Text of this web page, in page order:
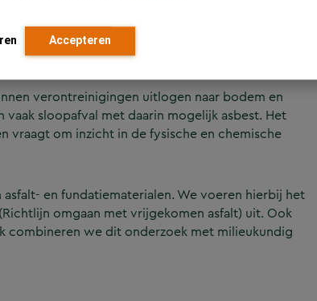
Accepteren
verontreinigingen uitlogen naar bodem en
sloopafval met daarin mogelijk asbest. Het
om inzicht in de fysische en chemische
en fundatiematerialen. We voeren hierbij het
omgaan met vrijgekomen asfalt) uit. Ook
combineren we dit onderzoek met milieukundig